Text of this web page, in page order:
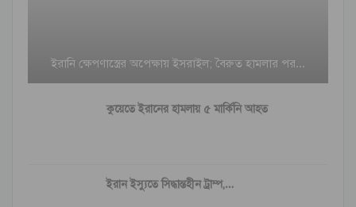
ইরানি ক্ষেপণাস্ত্রের অপেক্ষায় ইসরাইল; বৈরুত হামলার পর…
কুয়েতে ইরানের হামলায় ৫ মার্কিনি আহত
ইরান ইস্যুতে সিদ্ধান্তহীন ট্রাম্প,…